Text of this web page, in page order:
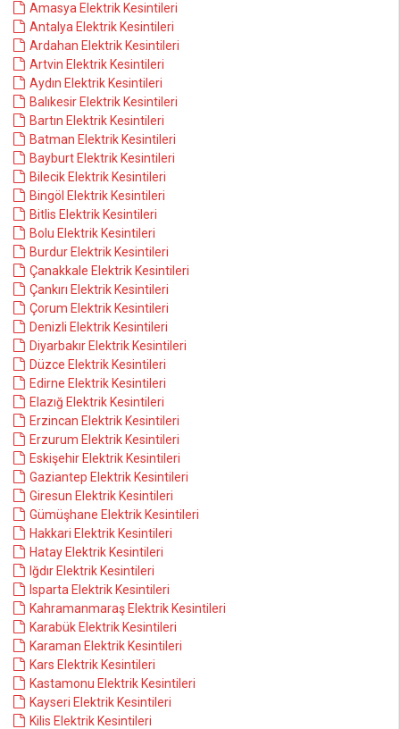
Amasya Elektrik Kesintileri
Antalya Elektrik Kesintileri
Ardahan Elektrik Kesintileri
Artvin Elektrik Kesintileri
Aydın Elektrik Kesintileri
Balıkesir Elektrik Kesintileri
Bartın Elektrik Kesintileri
Batman Elektrik Kesintileri
Bayburt Elektrik Kesintileri
Bilecik Elektrik Kesintileri
Bingöl Elektrik Kesintileri
Bitlis Elektrik Kesintileri
Bolu Elektrik Kesintileri
Burdur Elektrik Kesintileri
Çanakkale Elektrik Kesintileri
Çankırı Elektrik Kesintileri
Çorum Elektrik Kesintileri
Denizli Elektrik Kesintileri
Diyarbakır Elektrik Kesintileri
Düzce Elektrik Kesintileri
Edirne Elektrik Kesintileri
Elazığ Elektrik Kesintileri
Erzincan Elektrik Kesintileri
Erzurum Elektrik Kesintileri
Eskişehir Elektrik Kesintileri
Gaziantep Elektrik Kesintileri
Giresun Elektrik Kesintileri
Gümüşhane Elektrik Kesintileri
Hakkari Elektrik Kesintileri
Hatay Elektrik Kesintileri
Iğdır Elektrik Kesintileri
Isparta Elektrik Kesintileri
Kahramanmaraş Elektrik Kesintileri
Karabük Elektrik Kesintileri
Karaman Elektrik Kesintileri
Kars Elektrik Kesintileri
Kastamonu Elektrik Kesintileri
Kayseri Elektrik Kesintileri
Kilis Elektrik Kesintileri